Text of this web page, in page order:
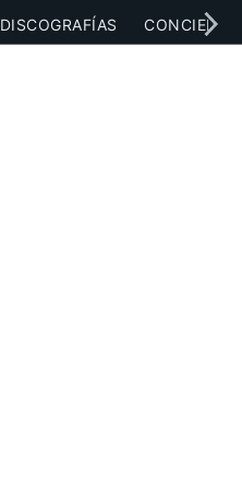
DISCOGRAFÍAS CONCIERTOS